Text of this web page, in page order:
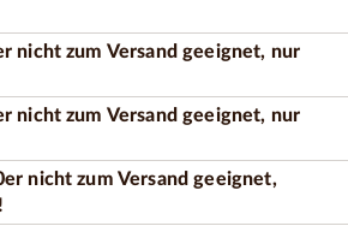
nicht zum Versand geeignet, nur
nicht zum Versand geeignet, nur
nicht zum Versand geeignet,